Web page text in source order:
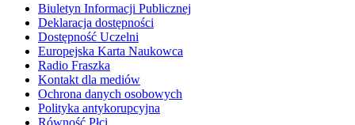
Biuletyn Informacji Publicznej
Deklaracja dostępności
Dostępność Uczelni
Europejska Karta Naukowca
Radio Fraszka
Kontakt dla mediów
Ochrona danych osobowych
Polityka antykorupcyjna
Równość Płci